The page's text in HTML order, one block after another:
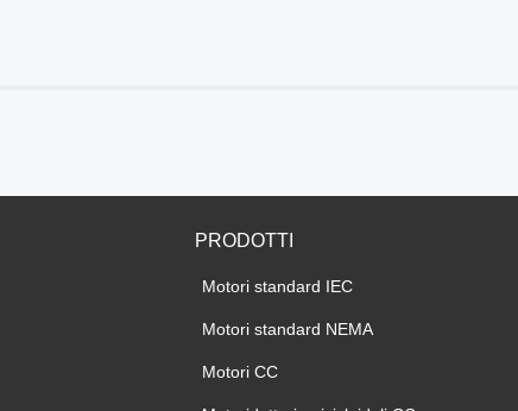
PRODOTTI
Motori standard IEC
Motori standard NEMA
Motori CC